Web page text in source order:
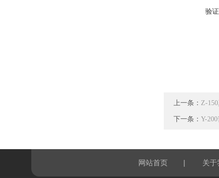
验
上一条： Z-
下一条： Y-
网站首页 | 关于